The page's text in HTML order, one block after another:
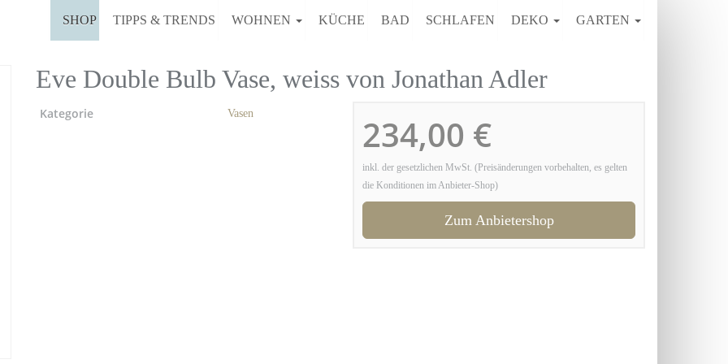
SHOP TIPPS & TRENDS WOHNEN KÜCHE BAD SCHLAFEN DEKO GARTEN
Eve Double Bulb Vase, weiss von Jonathan Adler
234,00 €
inkl. der gesetzlichen MwSt. (Preisänderungen vorbehalten, es gelten
die Konditionen im Anbieter-Shop)
Zum Anbietershop
Kategorie Vasen